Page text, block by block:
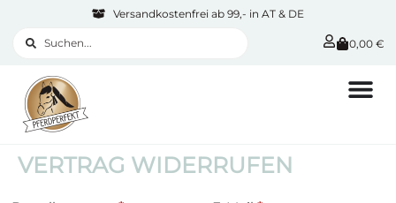
Versandkostenfrei ab 99,- in AT & DE
0,00 €
VERTRAG WIDERRUFEN